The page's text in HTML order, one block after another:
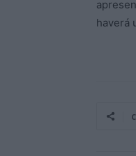
haverá